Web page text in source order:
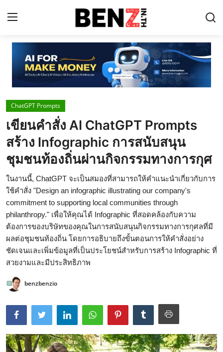
Home
Contact
AI Tools
ChatGPT Prompts
ข่าว AI รอบโลก
ThaiGPT Builder
คอร์สเรียน ChatGPT
ChatGPT Prompts
เขียนคำสั่ง AI ChatGPT Prompts
สร้าง Infographic การสนับสนุน
ชุมชนท้องถิ่นผ่านกิจกรรมทางการกุศ
ในงานนี้, ChatGPT จะเป็นสมองที่สามารถให้คำแนะนำเกี่ยวกับการ
ใช้คำสั่ง "Design an infographic illustrating our company's
commitment to supporting local communities through
philanthropy." เพื่อให้คุณได้ Infographic ที่สอดคล้องกับความ
ต้องการของบริษัทของคุณในการสนับสนุนกิจกรรมทางการกุศลที่มี
ผลต่อชุมชนท้องถิ่น โดยการอธิบายถึงขั้นตอนการให้คำสั่งอย่าง
ชัดเจนและเพิ่มข้อมูลที่เป็นประโยชน์สำหรับการสร้าง Infographic ที่
สวยงามและมีประสิทธิภาพ
benzbenzio